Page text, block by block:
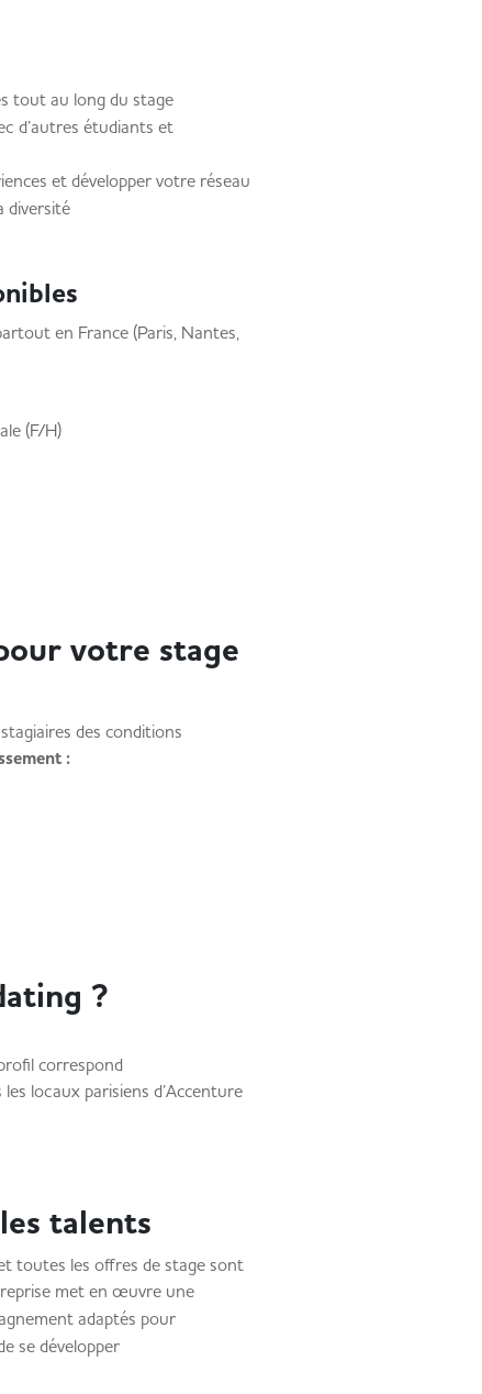
tout au long du stage
d’autres étudiants et
et développer votre réseau
diversité
en France (Paris, Nantes,
(F/H)
votre stage
des conditions
:
?
correspond
locaux parisiens d’Accenture
talents
toutes les offres de stage sont
met en œuvre une
adaptés pour
se développer